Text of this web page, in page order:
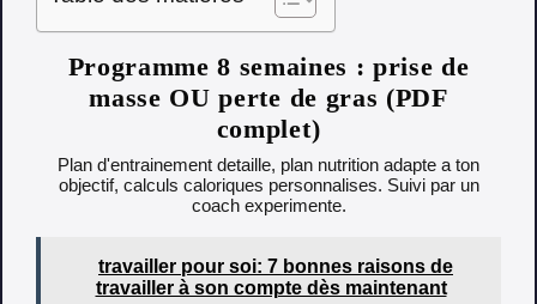
Programme 8 semaines : prise de
masse OU perte de gras (PDF
complet)
Plan d'entrainement detaille, plan nutrition adapte a ton
objectif, calculs caloriques personnalises. Suivi par un
coach experimente.
travailler pour soi: 7 bonnes raisons de
travailler à son compte dès maintenant